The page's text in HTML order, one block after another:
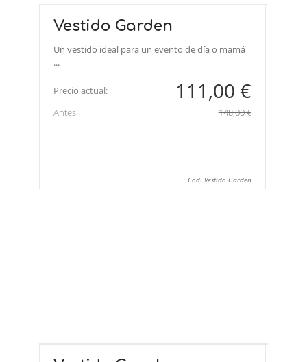
Vestido Garden
Un vestido ideal para un evento de día o mamá
...
Precio actual: 111,00 €
Antes: 148,00 €
Cod: Vestido Garden